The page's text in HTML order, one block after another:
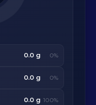
0.0 g 0%
0.0 g 0%
0.0 g 100%